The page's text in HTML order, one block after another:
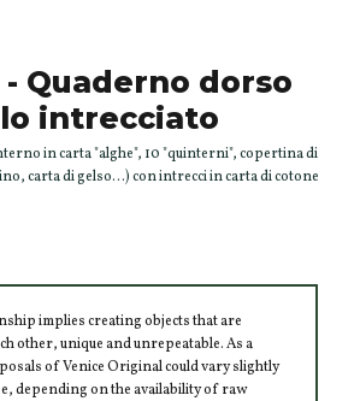
Quaderno dorso
intrecciato
in carta "alghe", 10 "quinterni", copertina di
carta di gelso…) con intrecci in carta di cotone
implies creating objects that are
other, unique and unrepeatable. As a
of Venice Original could vary slightly
depending on the availability of raw